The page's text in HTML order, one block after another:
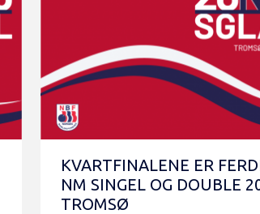
KVARTFINALENE ER
NM SINGEL OG DOUBLE
TROMSØ